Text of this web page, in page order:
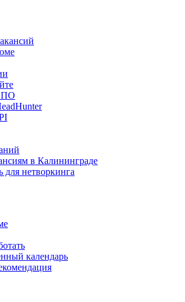
ПО
в Калининграде
для нетворкинга
календарь